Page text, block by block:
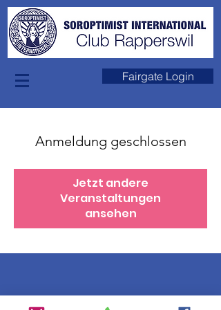
Fairgate Login
Anmeldung geschlossen
Jetzt andere
Veranstaltungen
ansehen